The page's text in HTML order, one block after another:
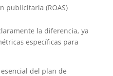
publicitaria (ROAS)
la diferencia, ya
específicas para
del plan de